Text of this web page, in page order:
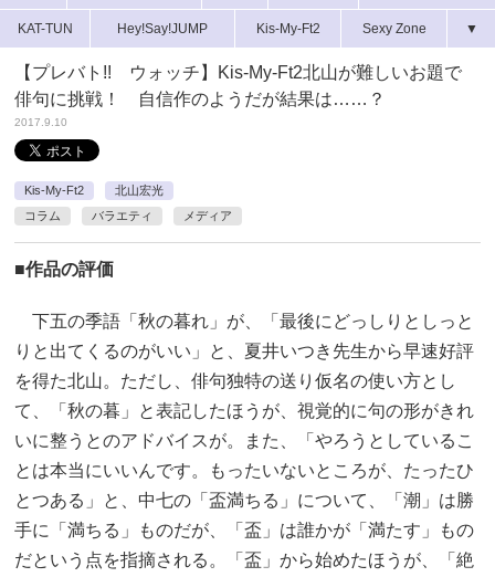
KAT-TUN Hey!Say!JUMP Kis-My-Ft2 Sexy Zone ▼
【プレバト!! ウォッチ】Kis-My-Ft2北山が難しいお題で
俳句に挑戦！ 自信作のようだが結果は……？
2017.9.10
Kis-My-Ft2
北山宏光
コラム
バラエティ メディア
■作品の評価
下五の季語「秋の暮れ」が、「最後にどっしりとしっと
りと出てくるのがいい」と、夏井いつき先生から早速好評
を得た北山。ただし、俳句独特の送り仮名の使い方とし
て、「秋の暮」と表記したほうが、視覚的に句の形がきれ
いに整うとのアドバイスが。また、「やろうとしているこ
とは本当にいいんです。もったいないところが、たったひ
とつある」と、中七の「盃満ちる」について、「潮」は勝
手に「満ちる」ものだが、「盃」は誰かが「満たす」もの
だという点を指摘される。「盃」から始めたほうが、「絶